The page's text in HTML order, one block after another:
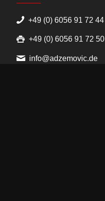
+49 (0) 6056 91 72 44
+49 (0) 6056 91 72 50
info@adzemovic.de